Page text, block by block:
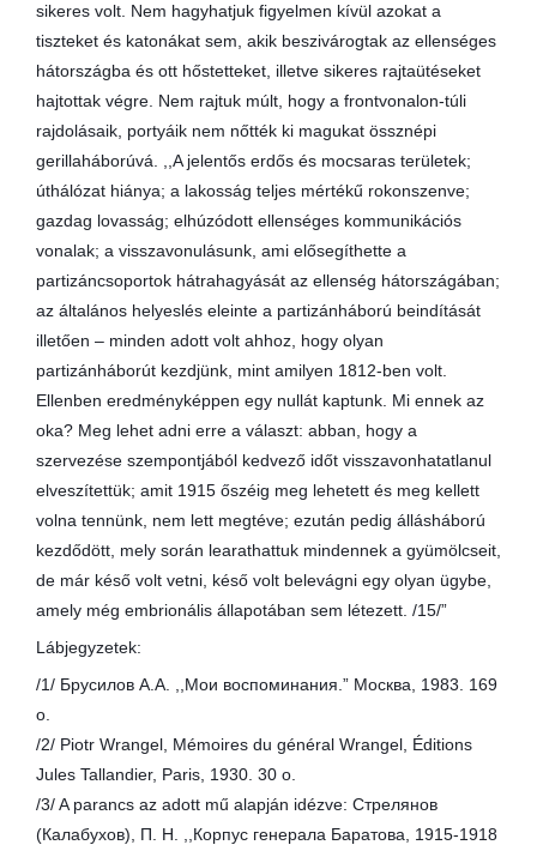
sikeres volt. Nem hagyhatjuk figyelmen kívül azokat a
tiszteket és katonákat sem, akik beszivárogtak az ellenséges
hátországba és ott hőstetteket, illetve sikeres rajtaütéseket
hajtottak végre. Nem rajtuk múlt, hogy a frontvonalon-túli
rajdolásaik, portyáik nem nőtték ki magukat össznépi
gerillaháborúvá. ,,A jelentős erdős és mocsaras területek;
úthálózat hiánya; a lakosság teljes mértékű rokonszenve;
gazdag lovasság; elhúzódott ellenséges kommunikációs
vonalak; a visszavonulásunk, ami elősegíthette a
partizáncsoportok hátrahagyását az ellenség hátországában;
az általános helyeslés eleinte a partizánháború beindítását
illetően – minden adott volt ahhoz, hogy olyan
partizánháborút kezdjünk, mint amilyen 1812-ben volt.
Ellenben eredményképpen egy nullát kaptunk. Mi ennek az
oka? Meg lehet adni erre a választ: abban, hogy a
szervezése szempontjából kedvező időt visszavonhatatlanul
elveszítettük; amit 1915 őszéig meg lehetett és meg kellett
volna tennünk, nem lett megtéve; ezután pedig állásháború
kezdődött, mely során learathattuk mindennek a gyümölcseit,
de már késő volt vetni, késő volt belevágni egy olyan ügybe,
amely még embrionális állapotában sem létezett. /15/”
Lábjegyzetek:
/1/ Брусилов А.А. ,,Мои воспоминания.” Москва, 1983. 169
о.
/2/ Piotr Wrangel, Mémoires du général Wrangel, Éditions
Jules Tallandier, Paris, 1930. 30 o.
/3/ A parancs az adott mű alapján idézve: Стрелянов
(Калабухов), П. Н. ,,Корпус генерала Баратова, 1915-1918